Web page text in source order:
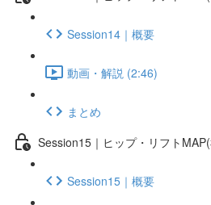
Session14｜概要
動画・解説 (2:46)
まとめ
Session15｜ヒップ・リフト
Session15｜概要